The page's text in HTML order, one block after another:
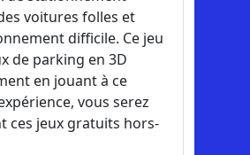
voitures folles et
difficile. Ce jeu
de parking en 3D
en jouant à ce
vous serez
ces jeux gratuits hors-